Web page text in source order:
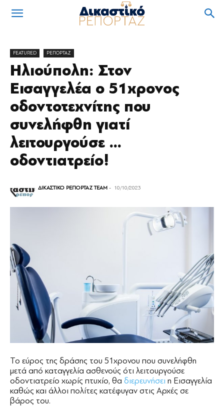
FEATURED ΡΕΠΟΡΤΑΖ
Ηλιούπολη: Στον
Εισαγγελέα ο 51χρονος
οδοντοτεχνίτης που
συνελήφθη γιατί
λειτουργούσε …
οδοντιατρείο!
ΔΙΚΑΣΤΙΚΟ ΡΕΠΟΡΤΑΖ TEAM - 10/10/2023
Το εύρος της δράσης του 51χρονου που συνελήφθη
μετά από καταγγελία ασθενούς ότι λειτουργούσε
οδοντιατρείο χωρίς πτυχίο, θα διερευνήσει η Εισαγγελία
καθώς και άλλοι πολίτες κατέφυγαν στις Αρχές σε
βάρος του.